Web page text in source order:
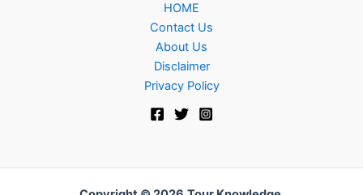
HOME
Contact Us
About Us
Disclaimer
Privacy Policy